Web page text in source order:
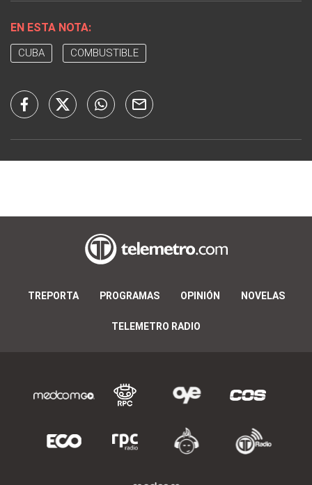
EN ESTA NOTA:
CUBA COMBUSTIBLE
TREPORTA PROGRAMAS OPINIÓN NOVELAS
TELEMETRO RADIO